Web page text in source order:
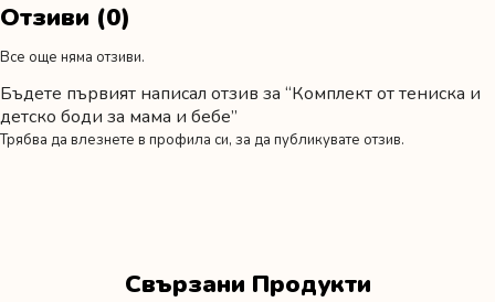
Отзиви (0)
Все още няма отзиви.
Бъдете първият написал отзив за “Комплект от тениска и
детско боди за мама и бебе”
Трябва да влезнете в профила си, за да публикувате отзив.
Свързани Продукти